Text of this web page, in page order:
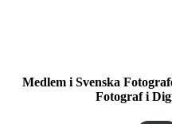
Medlem i Svenska
Fotograf i